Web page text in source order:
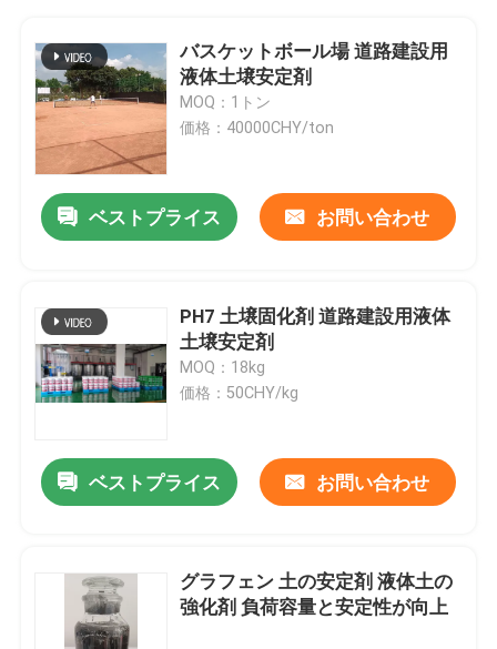
バスケットボール場 道路建設用
液体土壌安定剤
MOQ：1トン
価格：40000CHY/ton
ベストプライス お問い合わせ
PH7 土壌固化剤 道路建設用液体
土壌安定剤
MOQ：18kg
価格：50CHY/kg
ベストプライス お問い合わせ
グラフェン 土の安定剤 液体土の
強化剤 負荷容量と安定性が向上